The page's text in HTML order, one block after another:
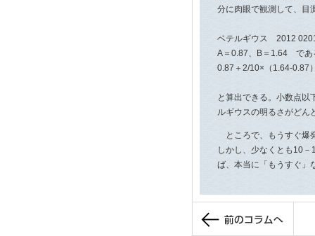
分に肉眼で観測して、
ベテルギウス 2012
A＝0.87、B＝1.64 であ
0.87＋2/10×（1.64-0.87
と算出できる。小数点以
ルギウスの明るさがどん
ところで、もうすぐ爆
しかし、少なくとも10
ば、本当に「もうすぐ」